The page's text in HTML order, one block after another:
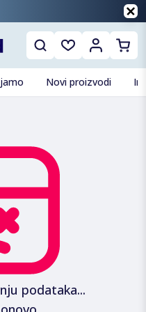
Novi proizvodi
podataka...